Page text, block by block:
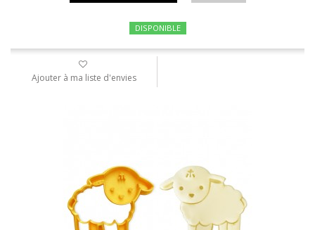
DISPONIBLE
Ajouter à ma liste d'envies